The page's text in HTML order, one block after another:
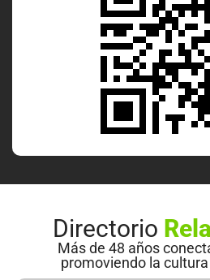
Directorio
Más de 48 años
promoviendo la